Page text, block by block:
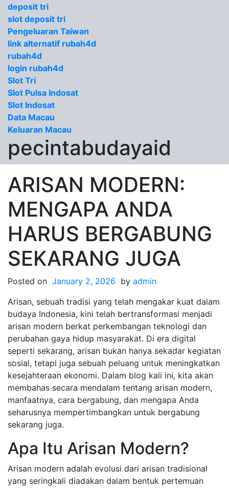
deposit tri
slot deposit tri
Pengeluaran Taiwan
link alternatif rubah4d
rubah4d
login rubah4d
Slot Tri
Slot Pulsa Indosat
Slot Indosat
Data Macau
Keluaran Macau
pecintabudayaid
ARISAN MODERN:
MENGAPA ANDA
HARUS BERGABUNG
SEKARANG JUGA
Posted on January 2, 2026 by admin
Arisan, sebuah tradisi yang telah mengakar kuat dalam
budaya Indonesia, kini telah bertransformasi menjadi
arisan modern berkat perkembangan teknologi dan
perubahan gaya hidup masyarakat. Di era digital
seperti sekarang, arisan bukan hanya sekadar kegiatan
sosial, tetapi juga sebuah peluang untuk meningkatkan
kesejahteraan ekonomi. Dalam blog kali ini, kita akan
membahas secara mendalam tentang arisan modern,
manfaatnya, cara bergabung, dan mengapa Anda
seharusnya mempertimbangkan untuk bergabung
sekarang juga.
Apa Itu Arisan Modern?
Arisan modern adalah evolusi dari arisan tradisional
yang seringkali diadakan dalam bentuk pertemuan